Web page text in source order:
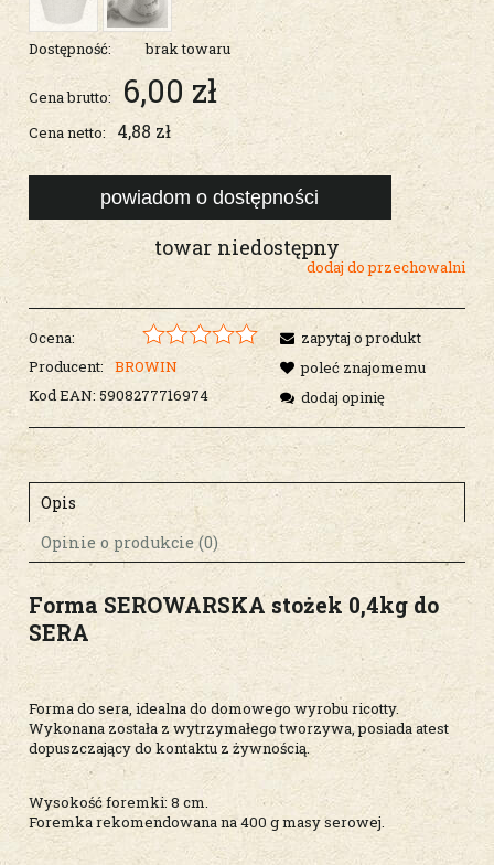
Dostępność: brak towaru
Cena brutto: 6,00 zł
Cena netto: 4,88 zł
powiadom o dostępności
towar niedostępny
dodaj do przechowalni
Ocena:
Producent:
BROWIN
Kod EAN: 5908277716974
zapytaj o produkt
poleć znajomemu
dodaj opinię
Opis
Opinie o produkcie (0)
Forma SEROWARSKA stożek 0,4kg do
SERA
Forma do sera, idealna do domowego wyrobu ricotty.
Wykonana została z wytrzymałego tworzywa, posiada atest
dopuszczający do kontaktu z żywnością.
Wysokość foremki: 8 cm.
Foremka rekomendowana na 400 g masy serowej.